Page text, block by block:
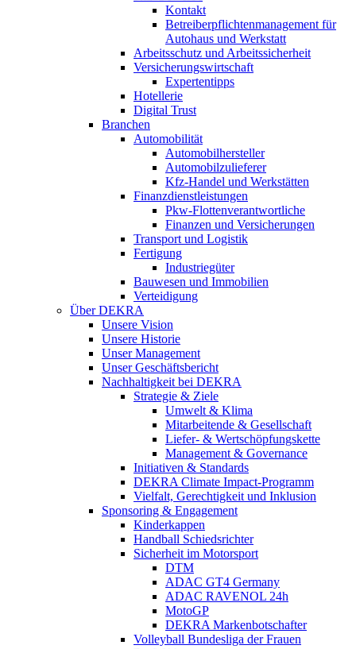
Kontakt
Betreiberpflichtenmanagement für
Autohaus und Werkstatt
Arbeitsschutz und Arbeitssicherheit
Versicherungswirtschaft
Expertentipps
Hotellerie
Digital Trust
Branchen
Automobilität
Automobilhersteller
Automobilzulieferer
Kfz-Handel und Werkstätten
Finanzdienstleistungen
Pkw‑Flottenverantwortliche
Finanzen und Versicherungen
Transport und Logistik
Fertigung
Industriegüter
Bauwesen und Immobilien
Verteidigung
Über DEKRA
Unsere Vision
Unsere Historie
Unser Management
Unser Geschäftsbericht
Nachhaltigkeit bei DEKRA
Strategie & Ziele
Umwelt & Klima
Mitarbeitende & Gesellschaft
Liefer- & Wertschöpfungskette
Management & Governance
Initiativen & Standards
DEKRA Climate Impact-Programm
Vielfalt, Gerechtigkeit und Inklusion​
Sponsoring & Engagement
Kinderkappen
Handball Schiedsrichter
Sicherheit im Motorsport
DTM
ADAC GT4 Germany
ADAC RAVENOL 24h
MotoGP
DEKRA Markenbotschafter
Volleyball Bundesliga der Frauen